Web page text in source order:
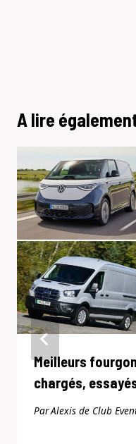
A lire
Meilleurs
chargés,
ParAlexis de Club